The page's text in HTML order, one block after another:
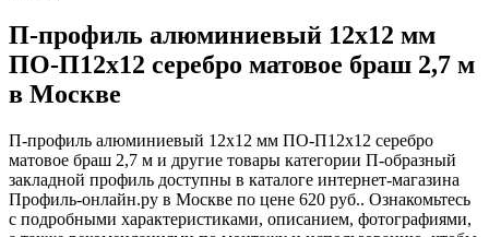
П-профиль алюминиевый 12х12 мм
ПО-П12х12 серебро матовое браш 2,7 м
в Москве
П-профиль алюминиевый 12х12 мм ПО-П12х12 серебро
матовое браш 2,7 м и другие товары категории П-образный
закладной профиль доступны в каталоге интернет-магазина
Профиль-онлайн.ру в Москве по цене 620 руб.. Ознакомьтесь
с подробными характеристиками, описанием, фотографиями,